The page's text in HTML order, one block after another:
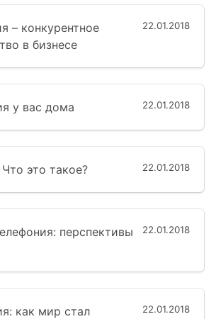
22.01.2018
– конкурентное
в бизнесе
22.01.2018
у вас дома
22.01.2018
это такое?
22.01.2018
перспективы
22.01.2018
как мир стал